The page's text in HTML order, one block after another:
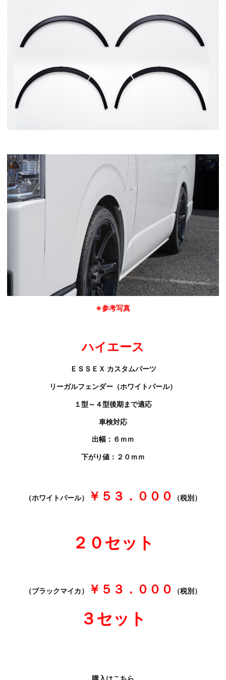
※参考写真
ハイエース
ＥＳＳＥＸ カスタムパーツ
リーガルフェンダー（ホワイトパール）
１型～４型後期まで適応
車検対応
出幅：６ｍｍ
下がり値：２０ｍｍ
（ホワイトパール） ￥５３．０００ （税別）
２０セット
（ブラックマイカ） ￥５３．０００ （税別）
３セット